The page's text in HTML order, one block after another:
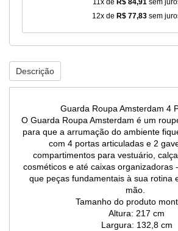
11x de R$ 84,91sem
12x de R$ 77,83 sem
Descrição
Guarda Roupa Amsterdam 4
O Guarda Roupa Amsterdam é um
para que a arrumação do ambiente
com 4 portas articuladas e 2
compartimentos para vestuário,
cosméticos e até caixas organizadoras
que peças fundamentais à sua rotina
mão.
Tamanho do produto
Altura: 217 cm
Largura: 132,8 cm